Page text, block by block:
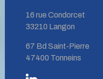
16 rue Condorcet
33210 Langon
67 Bd Saint-Pierre
47400 Tonneins